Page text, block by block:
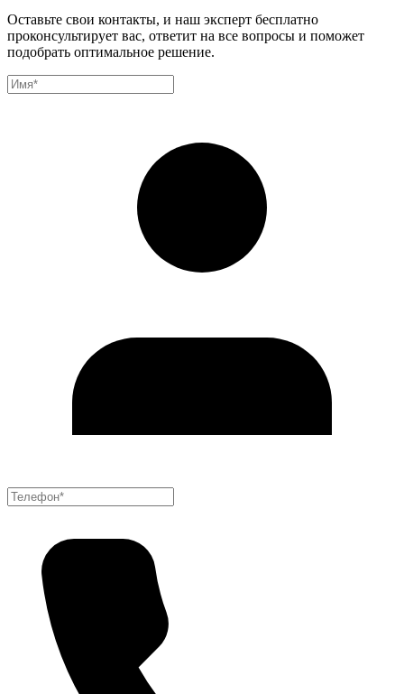
Оставьте свои контакты, и наш эксперт бесплатно
проконсультирует вас, ответит на все вопросы и поможет
подобрать оптимальное решение.